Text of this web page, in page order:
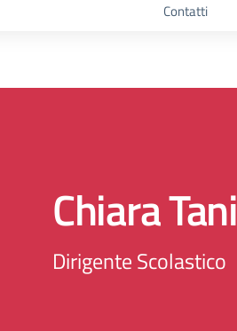
Contatti
Chiara Tani
Dirigente Scolastico